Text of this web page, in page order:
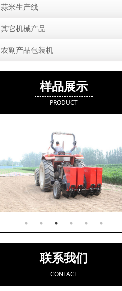
蒜米生产线
其它机械产品
农副产品包装机
样品展示
PRODUCT
联系我们
CONTACT